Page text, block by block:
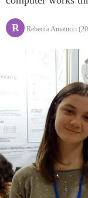
R Rebecca Amatucci